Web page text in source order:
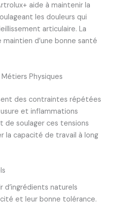
aide à maintenir la
les douleurs qui
articulaire. La
d’une bonne santé
Physiques
des contraintes répétées
et inflammations
de soulager ces tensions
la capacité de travail à long
naturels
et leur bonne tolérance.